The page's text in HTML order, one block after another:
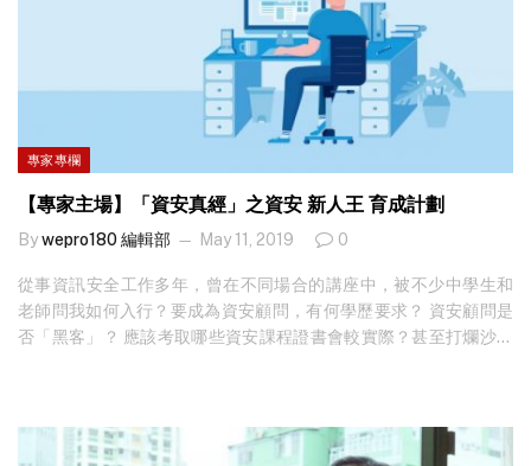
專家專欄
【專家主場】「資安真經」之資安 新人王 育成計劃
Bywepro180 編輯部 May 11, 2019 0
從事資訊安全工作多年，曾在不同場合的講座中，被不少中學生和
老師問我如何入行？要成為資安顧問，有何學歷要求？ 資安顧問是
否「黑客」？ 應該考取哪些資安課程證書會較實際？甚至打爛沙盆
資訊安全行業絕不神秘，跟其他行業一樣，也有很多相關證書可以